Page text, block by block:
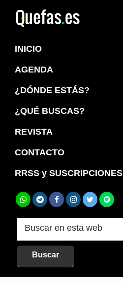
navegación
principal
principal
INICIO
AGENDA
¿DÓNDE ESTÁS?
¿QUÉ BUSCAS?
REVISTA
CONTACTO
RRSS y SUSCRIPCIONES
Buscar
web